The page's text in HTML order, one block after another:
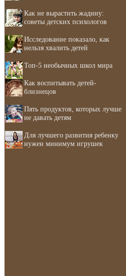
Как не вырастить жадину:
советы детских психологов
Исследование показало, как
нельзя хвалить детей
Топ-5 необычных школ мира
Как воспитывать детей-
близнецов
Пять продуктов, которых лучше
не давать детям
Для лучшего развития ребенку
нужен минимум игрушек